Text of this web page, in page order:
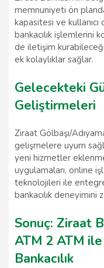
memnuniyeti ön
kapasitesi ve
bankacılık işlemlerini
de iletişim
ek kolaylıklar sağlar.
Gelecekteki
Geliştirmeleri
Ziraat Gölbaşı/
gelişmelere uyum
yeni hizmetler
uygulamaları, online
teknolojileri ile
bankacılık
Sonuç: Ziraat
ATM 2 ATM ile
Bankacılık